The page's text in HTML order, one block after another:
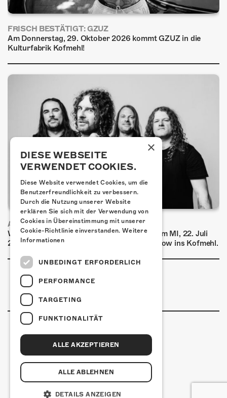
FRISCH BESTÄTIGT: GZUZ
Am Donnerstag, 29. Oktober 2026 kommt GZUZ in die
Kulturfabrik Kofmehl!
AIRBOURNE - SPECIAL SUMMER SHOW
Wow, das ist ein Ding! Airbourne kommen am MI, 22. Juli
2026 für eine exklusive Special Summer Show ins Kofmehl.
Kulturfabrik Kofmehl
Kofmehlweg 1
+41 32 621 20 60
×
DIESE WEBSEITE
VERWENDET COOKIES.
Diese Website verwendet Cookies, um die
Benutzerfreundlichkeit zu verbessern.
Durch die Nutzung unserer Website
erklären Sie sich mit der Verwendung von
Cookies in Übereinstimmung mit unserer
Cookie-Richtlinie einverstanden. Weitere
Informationen
UNBEDINGT ERFORDERLICH
PERFORMANCE
TARGETING
FUNKTIONALITÄT
ALLE AKZEPTIEREN
ALLE ABLEHNEN
DETAILS ANZEIGEN